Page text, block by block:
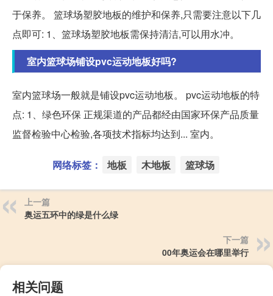
于保养。 篮球场塑胶地板的维护和保养,只需要注意以下几
点即可: 1、篮球场塑胶地板需保持清洁,可以用水冲。
室内篮球场铺设pvc运动地板好吗?
室内篮球场一般就是铺设pvc运动地板。 pvc运动地板的特
点: 1、绿色环保 正规渠道的产品都经由国家环保产品质量
监督检验中心检验,各项技术指标均达到... 室内。
网络标签： 地板 木地板 篮球场
上一篇
奥运五环中的绿是什么绿
下一篇
00年奥运会在哪里举行
相关问题